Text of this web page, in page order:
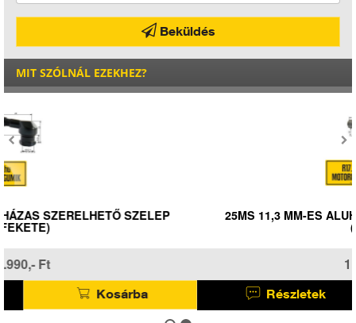
Beküldés
MIT SZÓLNÁL EZEKHEZ?
25MS 11,3 MM-ES ALUHÁZAS SZERELHETŐ SZELEP
Részletek Kosárba